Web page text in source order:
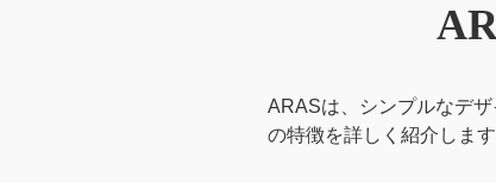
ARASは、シンプルなデ
の特徴を詳しく紹介しま